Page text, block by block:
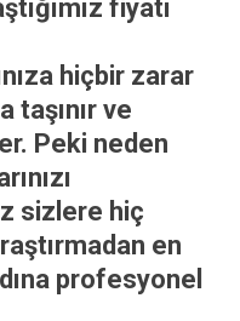
fiyatı
hiçbir zarar
taşınır ve
Peki neden
sizlere hiç
en
profesyonel